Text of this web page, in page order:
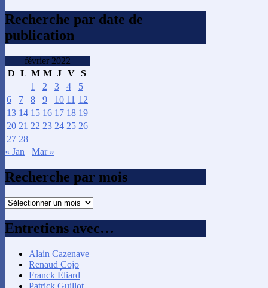
Recherche par date de
publication
février 2022
D L M M J V S
1
2 3 4
5
6
7 8 9 10 11 12
13 14 15 16 17 18 19
20 21 22 23 24 25 26
27 28
« Jan
Mar »
Recherche par mois
Recherche
mois
Entretiens avec…
Alain Cazenave
Renaud Cojo
Franck Éliard
Patrick Guillot